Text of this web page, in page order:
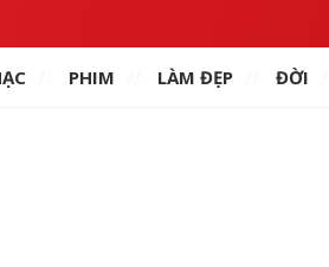
PHIM LÀM ĐẸP ĐỜI